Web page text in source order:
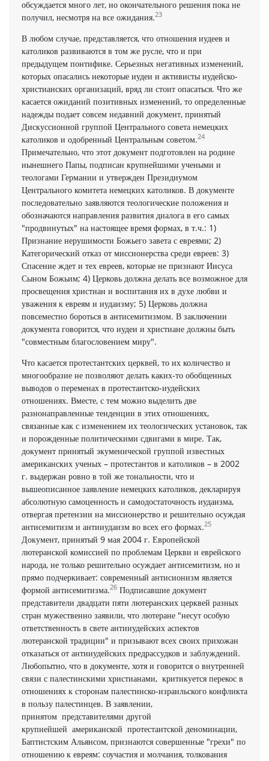
обсуждается много лет, но окончательного решения пока не
получил, несмотря на все ожидания.23
В любом случае, представляется, что отношения иудеев и
католиков развиваются в том же русле, что и при
предыдущем понтифике. Серьезных негативных изменений,
которых опасались некоторые иудеи и активисты иудейско-
христианских организаций, вряд ли стоит опасаться. Что же
касается ожиданий позитивных изменений, то определенные
надежды подает совсем недавний документ, принятый
Дискуссионной группой Центрального совета немецких
католиков и одобренный Центральным советом.24
Примечательно, что этот документ подготовлен на родине
нынешнего Папы, подписан крупнейшими учеными и
теологами Германии и утвержден Президиумом
Центрального комитета немецких католиков. В документе
последовательно заявляются теологические положения и
обозначаются направления развития диалога в его самых
"продвинутых" на настоящее время формах, в т.ч.: 1)
Признание нерушимости Божьего завета с евреями; 2)
Категорический отказ от миссионерства среди евреев: 3)
Спасение ждет и тех евреев, которые не признают Иисуса
Сыном Божьим; 4) Церковь должна делать все возможное для
просвещения христиан и воспитания их в духе любви и
уважения к евреям и иудаизму; 5) Церковь должна
повсеместно бороться в антисемитизмом. В заключении
документа говорится, что иудеи и христиане должны быть
"совместным благословением миру".
Что касается протестантских церквей, то их количество и
многообразие не позволяют делать каких-то обобщенных
выводов о переменах в протестантско-иудейских
отношениях. Вместе, с тем можно выделить две
разнонаправленные тенденции в этих отношениях,
связанные как с изменением их теологических установок, так
и порожденные политическими сдвигами в мире. Так,
документ принятый экуменической группой известных
американских ученых – протестантов и католиков – в 2002
г. выдержан ровно в той же тональности, что и
вышеописанное заявление немецких католиков, декларируя
абсолютную самоценность и самодостаточность иудаизма,
отвергая претензии на миссионерство и решительно осуждая
антисемитизм и антииудаизм во всех его формах.25
Документ, принятый 9 мая 2004 г. Европейской
лютеранской комиссией по проблемам Церкви и еврейского
народа, не только решительно осуждает антисемитизм, но и
прямо подчеркивает: современный антисионизм является
формой антисемитизма.26 Подписавшие документ
представители двадцати пяти лютеранских церквей разных
стран мужественно заявили, что лютеране "несут особую
ответственность в свете антииудейских аспектов
лютеранской традиции" и призывают всех своих прихожан
отказаться от антииудейских предрассудков и заблуждений.
Любопытно, что в документе, хотя и говорится о внутренней
связи с палестинскими христианами, критикуется перекос в
отношениях к сторонам палестинско-израильского конфликта
в пользу палестинцев. В заявлении,
принятом представителями другой
крупнейшей американской протестантской деноминации,
Баптистским Альянсом, признаются совершенные "грехи" по
отношению к евреям: соучастия и молчания, толкования